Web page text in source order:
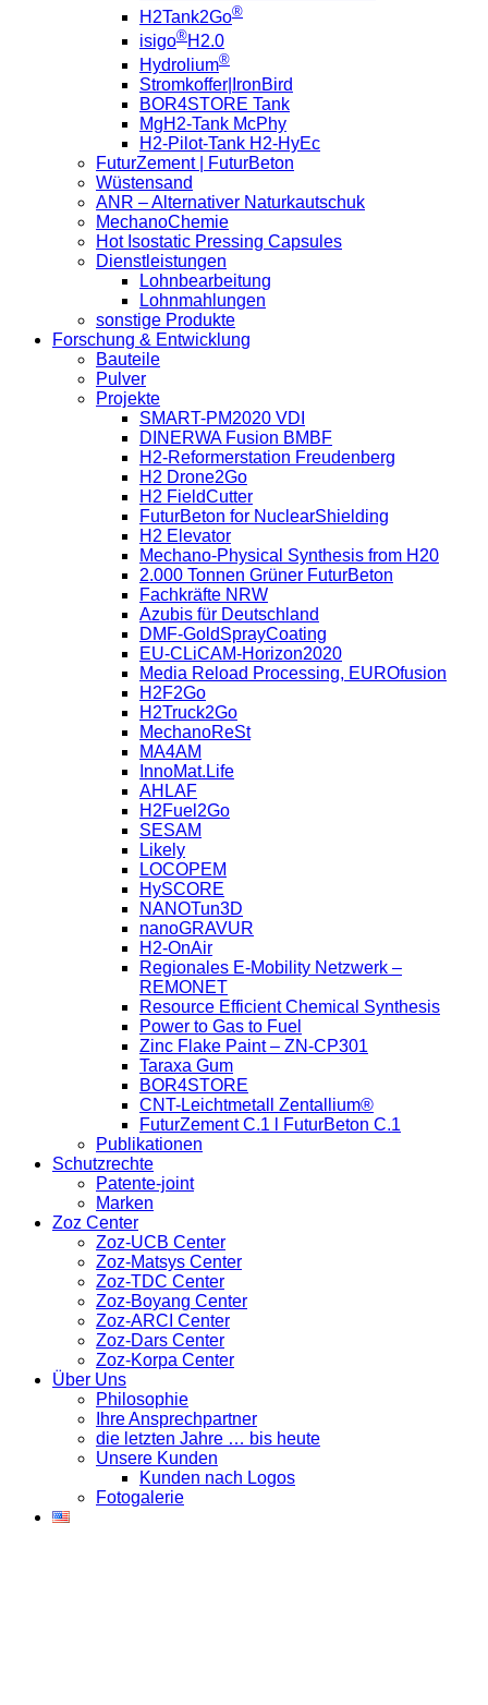
H2Tank2Go®
isigo®H2.0
Hydrolium®
Stromkoffer|IronBird
BOR4STORE Tank
MgH2-Tank McPhy
H2-Pilot-Tank H2-HyEc
FuturZement | FuturBeton
Wüstensand
ANR – Alternativer Naturkautschuk
MechanoChemie
Hot Isostatic Pressing Capsules
Dienstleistungen
Lohnbearbeitung
Lohnmahlungen
sonstige Produkte
Forschung & Entwicklung
Bauteile
Pulver
Projekte
SMART-PM2020 VDI
DINERWA Fusion BMBF
H2-Reformerstation Freudenberg
H2 Drone2Go
H2 FieldCutter
FuturBeton for NuclearShielding
H2 Elevator
Mechano-Physical Synthesis from H20
2.000 Tonnen Grüner FuturBeton
Fachkräfte NRW
Azubis für Deutschland
DMF-GoldSprayCoating
EU-CLiCAM-Horizon2020
Media Reload Processing, EUROfusion
H2F2Go
H2Truck2Go
MechanoReSt
MA4AM
InnoMat.Life
AHLAF
H2Fuel2Go
SESAM
Likely
LOCOPEM
HySCORE
NANOTun3D
nanoGRAVUR
H2-OnAir
Regionales E-Mobility Netzwerk –
REMONET
Resource Efficient Chemical Synthesis
Power to Gas to Fuel
Zinc Flake Paint – ZN-CP301
Taraxa Gum
BOR4STORE
CNT-Leichtmetall Zentallium®
FuturZement C.1 l FuturBeton C.1
Publikationen
Schutzrechte
Patente-joint
Marken
Zoz Center
Zoz-UCB Center
Zoz-Matsys Center
Zoz-TDC Center
Zoz-Boyang Center
Zoz-ARCI Center
Zoz-Dars Center
Zoz-Korpa Center
Über Uns
Philosophie
Ihre Ansprechpartner
die letzten Jahre … bis heute
Unsere Kunden
Kunden nach Logos
Fotogalerie